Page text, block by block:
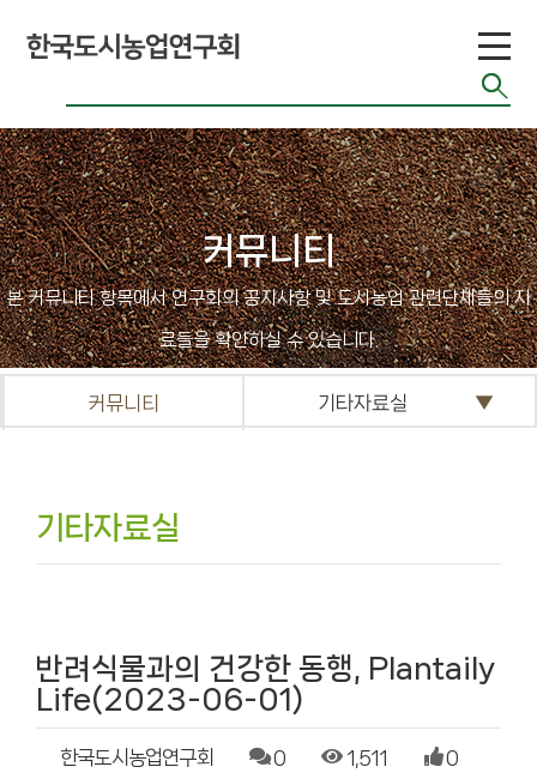
커
뮤
니
티
공지게시판
도시농업 관련단
체 자료
커뮤니티
본 커뮤니티 항목에서 연구회의 공지사항 및 도시농업 관련단체들의 자
료들을 확인하실 수 있습니다.
커뮤니티 기타자료실
기타자료실
반려식물과의 건강한 동행, Plantaily
Life(2023-06-01)
한국도시농업연구회 0 1,511
0